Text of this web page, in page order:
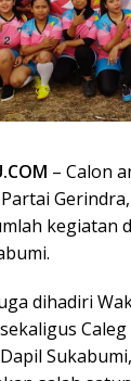
– Calon
kegiatan
dihadiri